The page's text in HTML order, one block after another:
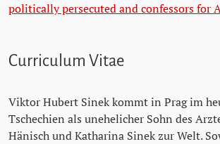
politically persecuted and confessors for
Curriculum Vitae
Viktor Hubert Sinek kommt in Prag im
Tschechien als unehelicher Sohn des
Hänisch und Katharina Sinek zur Welt.